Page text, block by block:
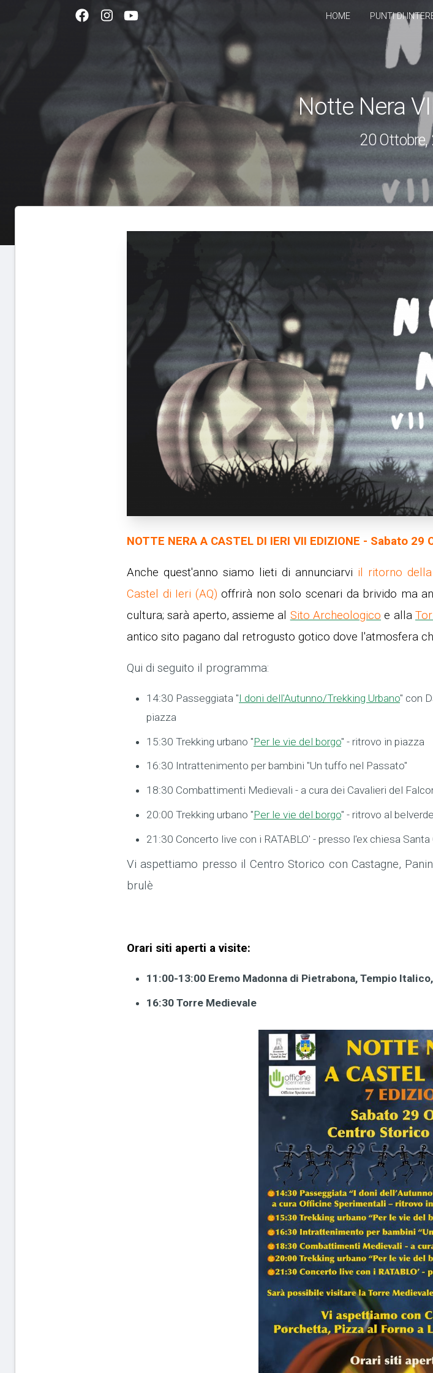
HOME PUNTI DI
Notte Nera
20 Ottobre,
NOTTE NERA A CASTEL DI IERI VII EDIZIONE - Sabato 29
Anche quest'anno siamo lieti di annunciarvi il ritorno
Castel di Ieri (AQ) offrirà non solo scenari da brivido ma
cultura; sarà aperto, assieme al Sito Archeologico e alla
antico sito pagano dal retrogusto gotico dove l'atmosfera
Qui di seguito il programma:
14:30 Passeggiata "I doni dell'Autunno/Trekking Urbano" con
piazza
15:30 Trekking urbano "Per le vie del borgo" - ritrovo in piazza
16:30 Intrattenimento per bambini "Un tuffo nel Passato"
18:30 Combattimenti Medievali - a cura dei Cavalieri del
20:00 Trekking urbano "Per le vie del borgo" - ritrovo al belverde
21:30 Concerto live con i RATABLO' - presso l'ex chiesa Santa
Vi aspettiamo presso il Centro Storico con Castagne,
brulè
Orari siti aperti a visite:
11:00-13:00 Eremo Madonna di Pietrabona, Tempio
16:30 Torre Medievale